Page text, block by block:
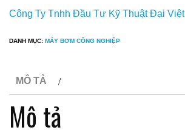
Công Ty Tnhh Đầu Tư Kỹ Thuật Đại Việt
DANH MỤC: MÁY BƠM CÔNG NGHIỆP
MÔ TẢ
Mô tả